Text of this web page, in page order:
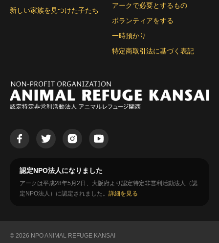
新しい家族を見つけた子たち
アークで必要とするもの
ボランティアをする
一時預かり
特定商取引法に基づく表記
認定NPO法人になりました
アークは平成28年5月2日、大阪府より認定特定非営利活動法人（認
定NPO法人）に認定されました。 詳細を見る
© 2026 NPO ANIMAL REFUGE KANSAI